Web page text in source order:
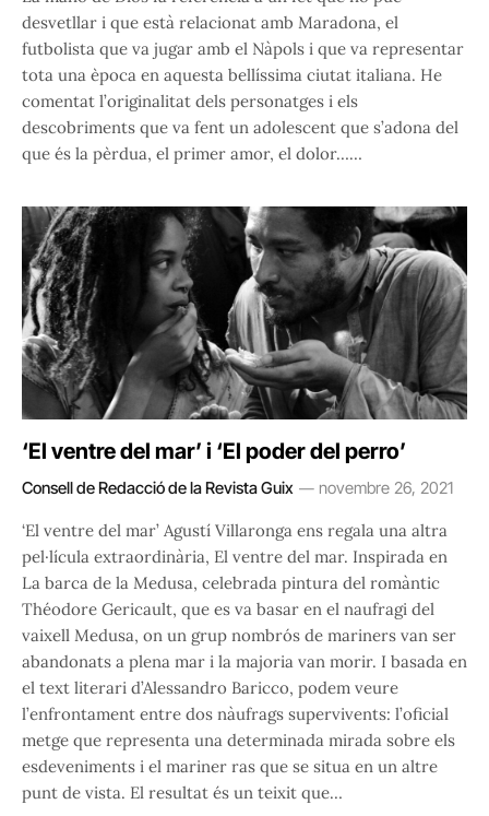
desvetllar i que està relacionat amb Maradona, el
futbolista que va jugar amb el Nàpols i que va representar
tota una època en aquesta bellíssima ciutat italiana. He
comentat l’originalitat dels personatges i els
descobriments que va fent un adolescent que s’adona del
que és la pèrdua, el primer amor, el dolor……
‘El ventre del mar’ i ‘El poder del perro’
Consell de Redacció de la Revista Guix novembre 26, 2021
‘El ventre del mar’ Agustí Villaronga ens regala una altra
pel·lícula extraordinària, El ventre del mar. Inspirada en
La barca de la Medusa, celebrada pintura del romàntic
Théodore Gericault, que es va basar en el naufragi del
vaixell Medusa, on un grup nombrós de mariners van ser
abandonats a plena mar i la majoria van morir. I basada en
el text literari d’Alessandro Baricco, podem veure
l’enfrontament entre dos nàufrags supervivents: l’oficial
metge que representa una determinada mirada sobre els
esdeveniments i el mariner ras que se situa en un altre
punt de vista. El resultat és un teixit que…